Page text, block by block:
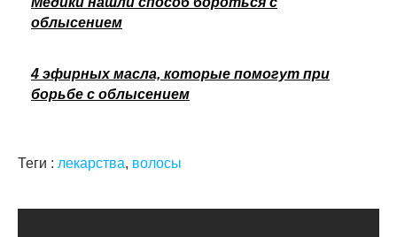
облысением
4 эфирных масла, которые помогут при
борьбе с облысением
Теги : лекарства, волосы